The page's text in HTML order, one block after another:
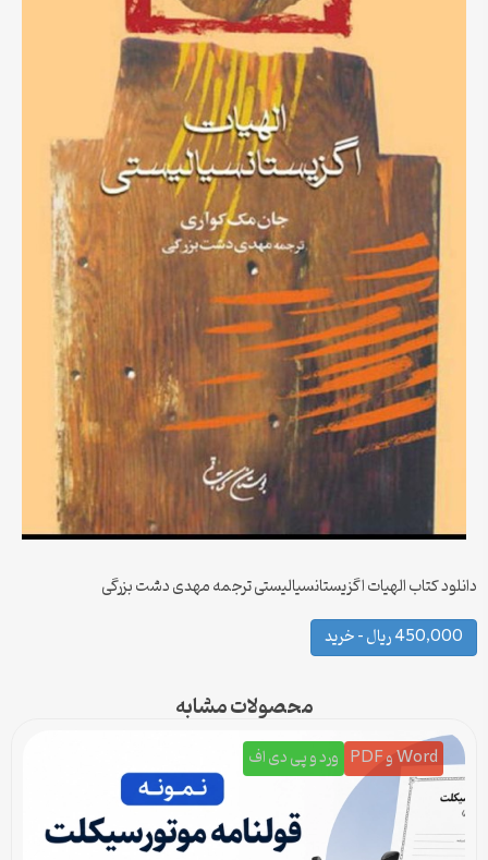
دانلود کتاب الهیات اگزیستانسیالیستی ترجمه مهدی دشت بزرگی
450,000 ریال – خرید
محصولات مشابه
Word و PDF ورد و پی دی اف